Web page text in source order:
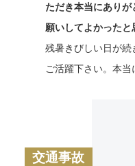
ただき本当にあり
願いしてよかったと
残暑きびしい日が続
ご活躍下さい。本当
交通事故